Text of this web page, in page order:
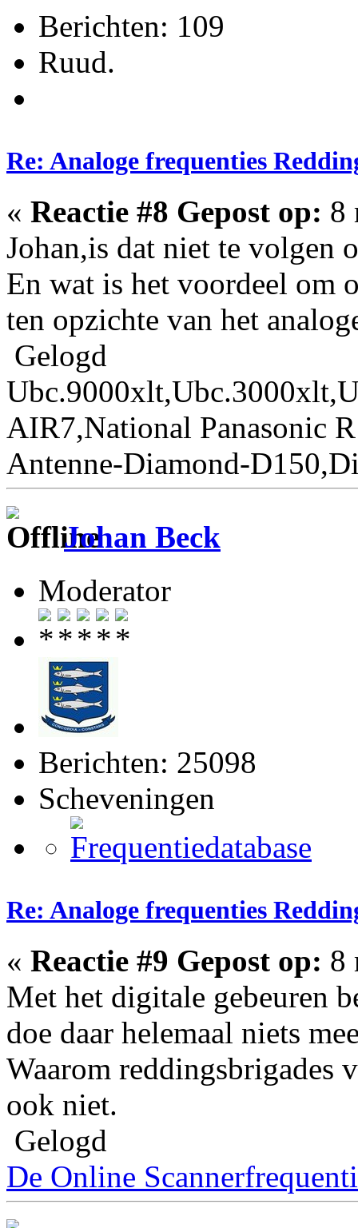
Berichten: 109
Ruud.
Re: Analoge frequenties
« Reactie #8 Gepost op: 8
Johan,is dat niet te volgen
En wat is het voordeel om
ten opzichte van het
Gelogd
AIR7,National Panasonic
Antenne-Diamond-
Johan Beck
Moderator
Berichten: 25098
Scheveningen
Re: Analoge frequenties
« Reactie #9 Gepost op: 8
Met het digitale gebeuren
doe daar helemaal niets
Waarom reddingsbrigades
ook niet.
Gelogd
De Online